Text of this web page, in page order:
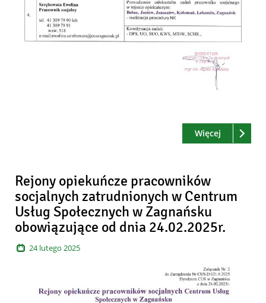
Czytaj
Więcej o:
Rejony opiekuńcze pracowników
socjalnych zatrudnionych w Centrum
Usług Społecznych w Zagnańsku
obowiązujące od dnia 24.02.2025r.
24lutego 2025